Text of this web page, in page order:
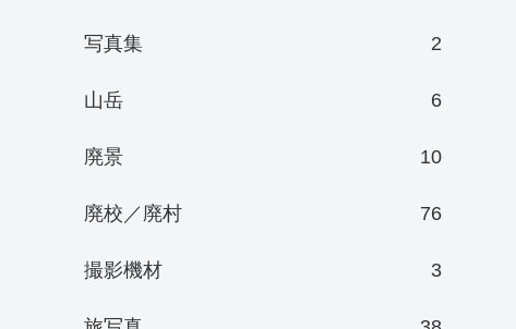
写真集 2
山岳 6
廃景 10
廃校／廃村 76
撮影機材 3